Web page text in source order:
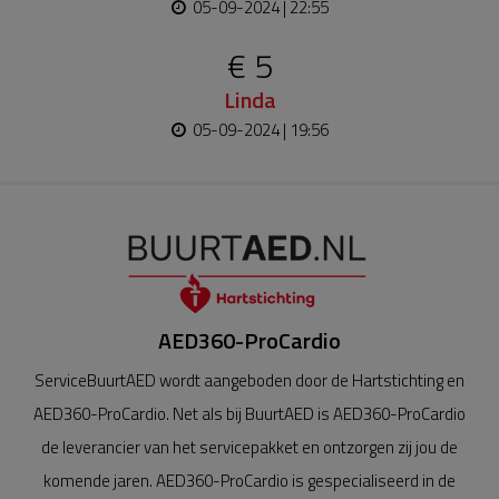
05-09-2024 | 22:55
€ 5
Linda
05-09-2024 | 19:56
AED360-ProCardio
ServiceBuurtAED wordt aangeboden door de Hartstichting en
AED360-ProCardio. Net als bij BuurtAED is AED360-ProCardio
de leverancier van het servicepakket en ontzorgen zij jou de
komende jaren. AED360-ProCardio is gespecialiseerd in de